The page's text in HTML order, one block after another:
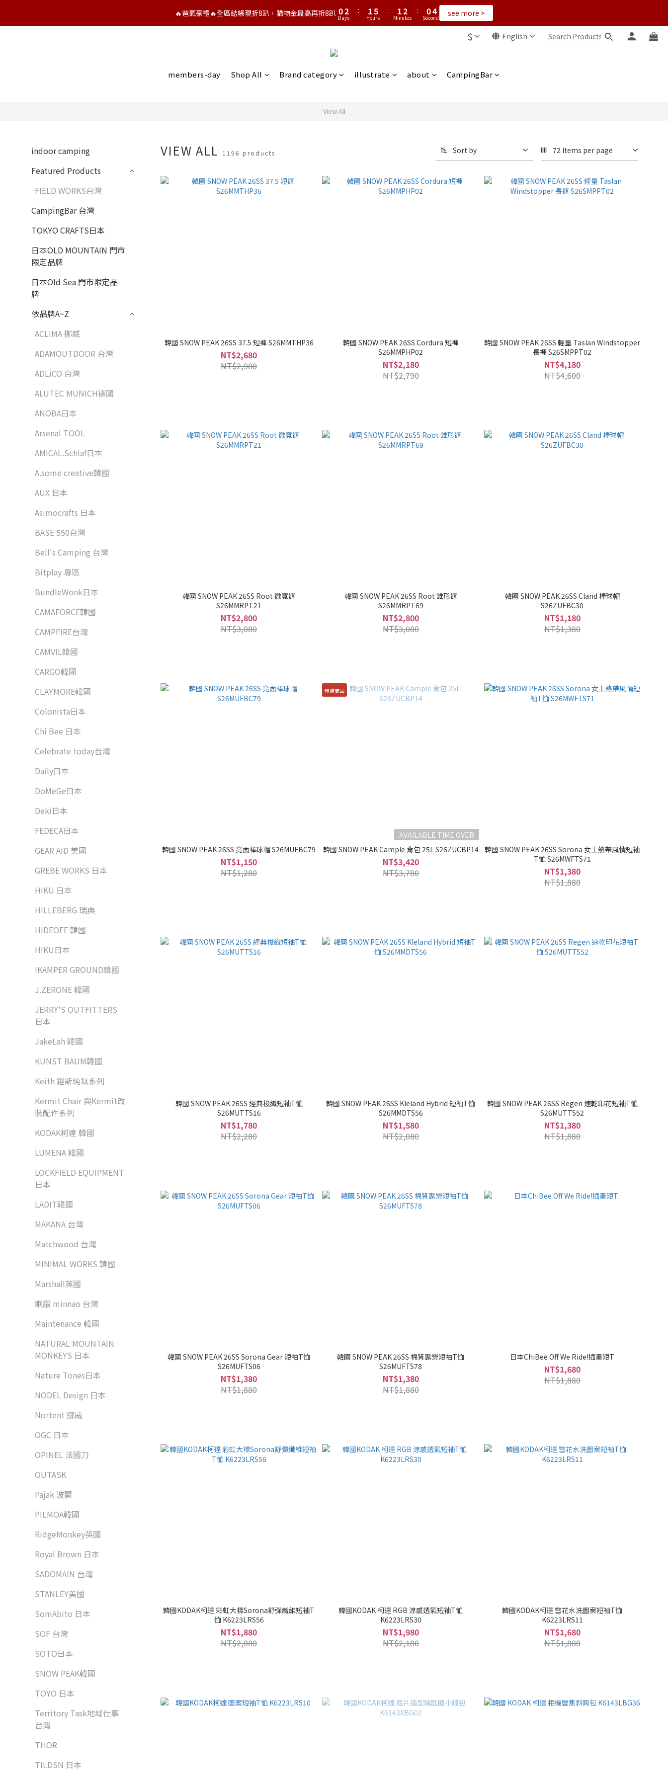
🔥爸氣豪禮🔥全區結帳現折8趴，購物金最高再折8趴 02
1
Days
:
1
0
5
4
Hours
:
1
0
2
1
Minutes
:
03
2
Seconds see more >
$ English
members-day Shop All Brand category illustrate about CampingBar
View All
indoor camping
Featured Products
FIELD WORKS台灣
CampingBar 台灣
TOKYO CRAFTS日本
日本OLD MOUNTAIN 門市
限定品牌
日本Old Sea 門市限定品
牌
依品牌A~Z
ACLIMA 挪威
ADAMOUTDOOR 台灣
ADLiCO 台灣
ALUTEC MUNICH德國
ANOBA日本
Arsenal TOOL
AMICAL.Schlaf日本
A.some creative韓國
AUX 日本
Asimocrafts 日本
BASE 550台灣
Bell's Camping 台灣
Bitplay 專區
BundleWonk日本
CAMAFORCE韓國
CAMPFIRE台灣
CAMVIL韓國
CARGO韓國
CLAYMORE韓國
Colonista日本
Chi Bee 日本
Celebrate today台灣
Daily日本
DoMeGe日本
Deki日本
FEDECA日本
GEAR AID 美國
GREBE WORKS 日本
HIKU 日本
HILLEBERG 瑞典
HIDEOFF 韓國
HIKU日本
IKAMPER GROUND韓國
J.ZERONE 韓國
JERRY'S OUTFITTERS
日本
JakeLah 韓國
KUNST BAUM韓國
Keith 鎧斯純鈦系列
Kermit Chair 與Kermit改
裝配件系列
KODAK柯達 韓國
LUMENA 韓國
LOCKFIELD EQUIPMENT
日本
LADIT韓國
MAKANA 台灣
Matchwood 台灣
MINIMAL WORKS 韓國
Marshall英國
眠腦 minnao 台灣
Maintenance 韓國
NATURAL MOUNTAIN
MONKEYS 日本
Nature Tones日本
NODEL Design 日本
Nortent 挪威
OGC 日本
OPINEL 法國刀
OUTASK
Pajak 波蘭
PILMOA韓國
RidgeMonkey英國
Royal Brown 日本
SADOMAIN 台灣
STANLEY美國
SomAbito 日本
SOF 台灣
SOTO日本
SNOW PEAK韓國
TOYO 日本
Territory Task地域仕事
台灣
THOR
TILDSN 日本
VIEW ALL 1196 products Sort by 72 Items per page
韓國 SNOW PEAK 26SS 37.5 短褲 S26MMTHP36
NT$2,680
NT$2,980
韓國 SNOW PEAK 26SS Cordura 短褲
S26MMPHP02
NT$2,180
NT$2,790
韓國 SNOW PEAK 26SS 輕量 Taslan Windstopper
長褲 S26SMPPT02
NT$4,180
NT$4,600
韓國 SNOW PEAK 26SS Root 微寬褲
S26MMRPT21
NT$2,800
NT$3,080
韓國 SNOW PEAK 26SS Root 錐形褲
S26MMRPT69
NT$2,800
NT$3,080
韓國 SNOW PEAK 26SS Cland 棒球帽
S26ZUFBC30
NT$1,180
NT$1,380
韓國 SNOW PEAK 26SS 亮面棒球帽 S26MUFBC79
NT$1,150
NT$1,280
預購商品
AVAILABLE TIME OVER
韓國 SNOW PEAK Cample 背包 25L S26ZUCBP14
NT$3,420
NT$3,780
韓國 SNOW PEAK 26SS Sorona 女士熱帶風情短袖
T恤 S26MWFTS71
NT$1,380
NT$1,880
韓國 SNOW PEAK 26SS 經典梭織短袖T恤
S26MUTTS16
NT$1,780
NT$2,280
韓國 SNOW PEAK 26SS Kleland Hybrid 短袖T恤
S26MMDTS56
NT$1,580
NT$2,080
韓國 SNOW PEAK 26SS Regen 速乾印花短袖T恤
S26MUTTS52
NT$1,380
NT$1,880
韓國 SNOW PEAK 26SS Sorona Gear 短袖T恤
S26MUFTS06
NT$1,380
NT$1,880
韓國 SNOW PEAK 26SS 棉質露營短袖T恤
S26MUFTS78
NT$1,380
NT$1,880
日本ChiBee Off We Ride!插畫短T
NT$1,680
NT$1,880
韓國KODAK柯達 彩虹大標Sorona舒彈纖維短袖T
恤 K6223LRS56
NT$1,880
NT$2,080
韓國KODAK 柯達 RGB 涼感透氣短袖T恤
K6223LRS30
NT$1,980
NT$2,180
韓國KODAK柯達 雪花水洗圖案短袖T恤
K6223LRS11
NT$1,680
NT$1,880